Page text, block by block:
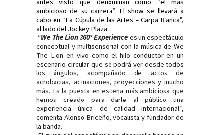
antes visto que denominan como “el más
ambicioso de su carrera”. El show se llevará a
cabo en “La Cúpula de las Artes – Carpa Blanca”,
al lado del Jockey Plaza.
“We The Lion 360°Experience es un espectáculo
conceptual y multisensorial con la música de We
The Lion en vivo como el hilo conductor en un
escenario circular que se podrá ver desde todos
los ángulos, acompañado de actos de
acrobacias, actuaciones, proyecciones y mucho
más. Es la puesta en escena más ambiciosa que
hemos creado para darle al público una
experiencia única de calidad internacional.”,
comenta Alonso Briceño, vocalista y fundador de
la banda.